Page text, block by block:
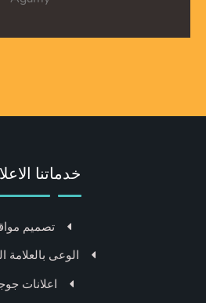
خدماتنا
تصميم
الوعى بالعلامة
اعلانات